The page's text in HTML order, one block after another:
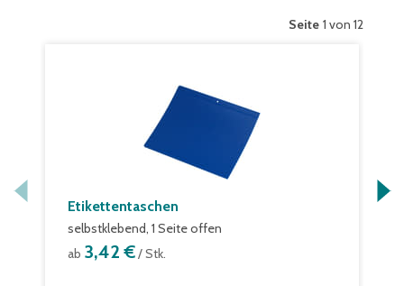
Seite 1 von 12
Etikettentaschen
selbstklebend, 1 Seite offen
ab 3,42 €/ Stk.